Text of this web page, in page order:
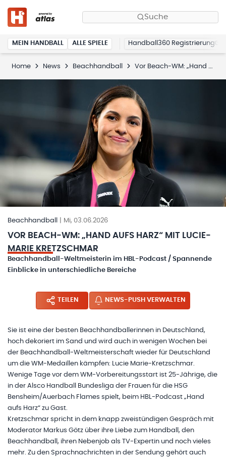
Suche
MEIN HANDBALL ALLE SPIELE Handball360 Registrierung
Home News Beachhandball Vor Beach-WM: „Hand aufs Harz“ mit Lucie-Marie Kretzschmar
Beachhandball Mi, 03.06.2026
VOR BEACH-WM: „HAND AUFS HARZ“ MIT LUCIE-
MARIE KRETZSCHMAR
Beachhandball-Weltmeisterin im HBL-Podcast / Spannende
Einblicke in unterschiedliche Bereiche
TEILEN NEWS-PUSH VERWALTEN
Sie ist eine der besten Beachhandballerinnen in Deutschland,
hoch dekoriert im Sand und wird auch in wenigen Wochen bei
der Beachhandball-Weltmeisterschaft wieder für Deutschland
um die WM-Medaillen kämpfen: Lucie Marie-Kretzschmar.
Wenige Tage vor dem WM-Vorbereitungsstart ist 25-Jährige, die
in der Alsco Handball Bundesliga der Frauen für die HSG
Bensheim/Auerbach Flames spielt, beim HBL-Podcast „Hand
aufs Harz“ zu Gast.
Kretzschmar spricht in dem knapp zweistündigen Gespräch mit
Moderator Markus Götz über ihre Liebe zum Handball, den
Beachhandball, ihren Nebenjob als TV-Expertin und noch vieles
mehr. Zu den Sprachnachrichten in der Sendung gehört auch